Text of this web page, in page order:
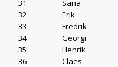
31
Sana
32
Erik
33
Fredrik
34
Georgi
35
Henrik
36
Claes